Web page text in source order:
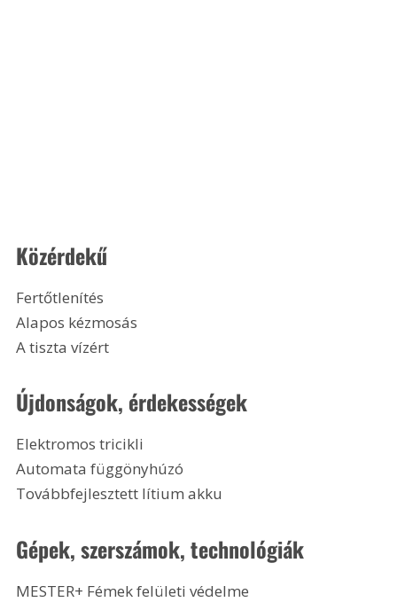
Közérdekű
Fertőtlenítés
Alapos kézmosás
A tiszta vízért
Újdonságok, érdekességek
Elektromos tricikli
Automata függönyhúzó
Továbbfejlesztett lítium akku
Gépek, szerszámok, technológiák
MESTER+ Fémek felületi védelme